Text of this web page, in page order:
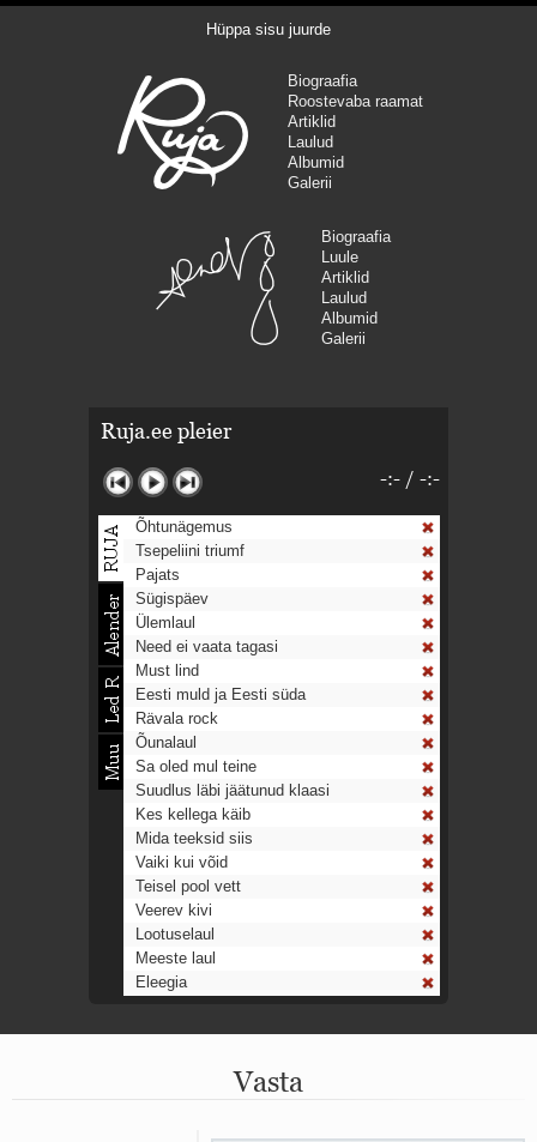
Hüppa sisu juurde
Biograafia
Roostevaba raamat
Artiklid
Laulud
Albumid
Galerii
Biograafia
Luule
Artiklid
Laulud
Albumid
Galerii
Ruja.ee pleier
-:- / -:-
Õhtunägemus
Tsepeliini triumf
Pajats
Sügispäev
Ülemlaul
Need ei vaata tagasi
Must lind
Eesti muld ja Eesti süda
Rävala rock
Õunalaul
Sa oled mul teine
Suudlus läbi jäätunud klaasi
Kes kellega käib
Mida teeksid siis
Vaiki kui võid
Teisel pool vett
Veerev kivi
Lootuselaul
Meeste laul
Eleegia
Ahtumine
Mu isamaa on minu arm
Vasta